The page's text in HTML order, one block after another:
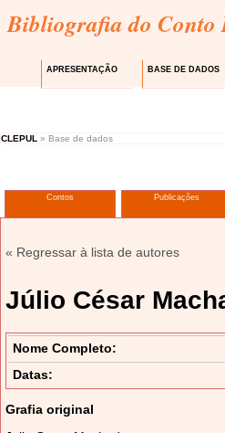
Bibliografia do Conto
APRESENTAÇÃO BASE DE DADOS
CLEPUL » Base de dados
Contos Publicações
« Regressar à lista de autores
Júlio César
Nome Completo:
Datas:
Grafia original